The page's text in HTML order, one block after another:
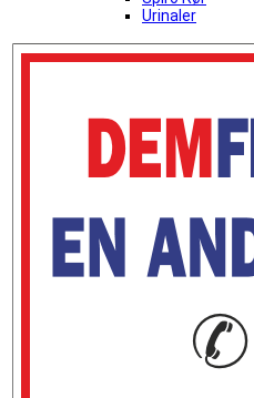
Urinaler